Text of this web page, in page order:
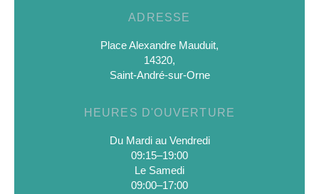
ADRESSE
Place Alexandre Mauduit,
14320,
Saint-André-sur-Orne
HEURES D'OUVERTURE
Du Mardi au Vendredi
09:15–19:00
Le Samedi
09:00–17:00